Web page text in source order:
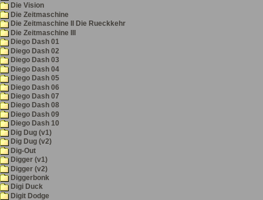
Die Vision
Die Zeitmaschine
Die Zeitmaschine II Die Rueckkehr
Die Zeitmaschine III
Diego Dash 01
Diego Dash 02
Diego Dash 03
Diego Dash 04
Diego Dash 05
Diego Dash 06
Diego Dash 07
Diego Dash 08
Diego Dash 09
Diego Dash 10
Dig Dug (v1)
Dig Dug (v2)
Dig-Out
Digger (v1)
Digger (v2)
Diggerbonk
Digi Duck
Digit Dodge